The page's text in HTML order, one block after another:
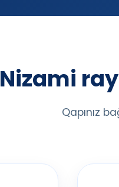
Nizami
Qapınız